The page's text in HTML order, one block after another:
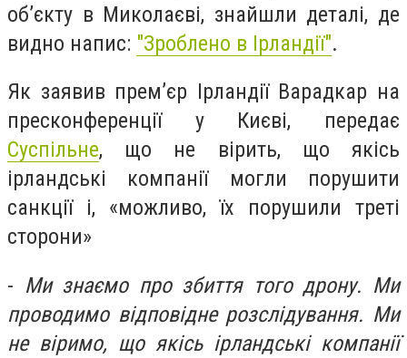
об’єкту в Миколаєві, знайшли деталі, де
видно напис: "Зроблено в Ірландії".
Як заявив прем’єр Ірландії Варадкар на
пресконференції у Києві, передає
Суспільне, що не вірить, що якісь
ірландські компанії могли порушити
санкції і, «можливо, їх порушили треті
сторони»
- Ми знаємо про збиття того дрону. Ми
проводимо відповідне розслідування. Ми
не віримо, що якісь ірландські компанії